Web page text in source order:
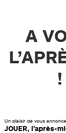
A
Un plaisir de vous
JOUER, l’après-